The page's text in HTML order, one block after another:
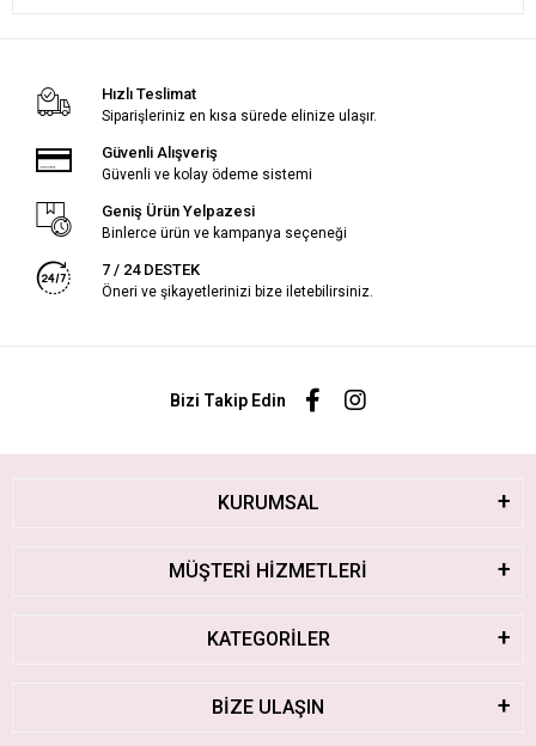
Hızlı Teslimat
Siparişleriniz en kısa sürede elinize ulaşır.
Güvenli Alışveriş
Güvenli ve kolay ödeme sistemi
Geniş Ürün Yelpazesi
Binlerce ürün ve kampanya seçeneği
7 / 24 DESTEK
Öneri ve şikayetlerinizi bize iletebilirsiniz.
Bizi Takip Edin
KURUMSAL
MÜŞTERİ HİZMETLERİ
KATEGORİLER
BİZE ULAŞIN